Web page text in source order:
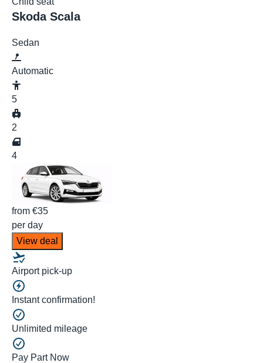
Skoda Scala
Sedan
Automatic
5
2
4
from €35
per day
View deal
Airport pick-up
Instant confirmation!
Unlimited mileage
Pay Part Now